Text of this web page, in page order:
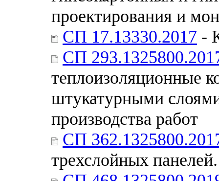
проектирования и
СП 17.13330.2017 -
СП
теплоизоляционные
штукатурными
производства работ
СП
трехслойных